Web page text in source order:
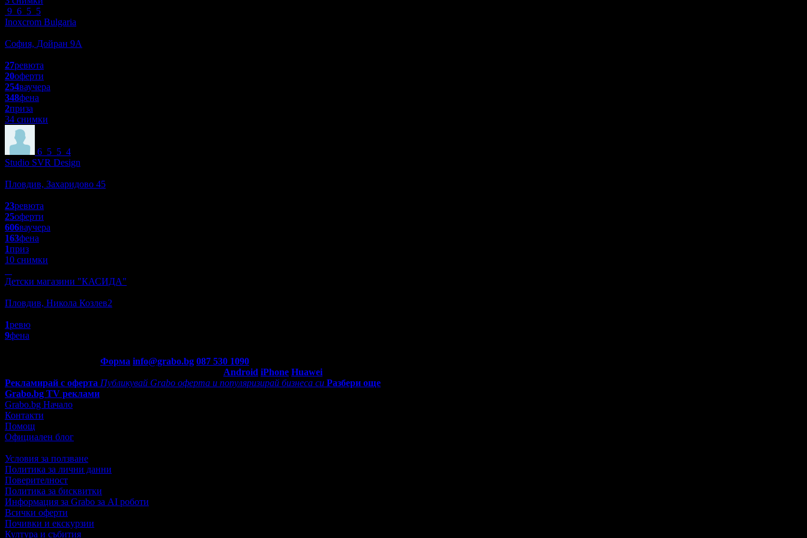
9 6 5 5
Inoxcrom Bulgaria
София, Дойран 9А
27ревюта
20оферти
254ваучера
348фена
2приза
34 снимки
6 5 5 4
Studio SVR Design
Пловдив, Захаридово 45
23ревюта
25оферти
606ваучера
163фена
1приз
10 снимки
Детски магазини "КАСИДА"
Пловдив, Никола Козлев2
1ревю
9фена
Форма info@grabo.bg 087 530 1090
Android iPhone Huawei
Рекламирай с оферта Публикувай Grabo оферта и популяризирай бизнеса си Разбери още
Grabo.bg TV реклами
Grabo.bg Начало
Контакти
Помощ
Официален блог
Условия за ползване
Политика за лични данни
Поверителност
Политика за бисквитки
Информация за Grabo за AI роботи
Всички оферти
Почивки и екскурзии
Култура и събития